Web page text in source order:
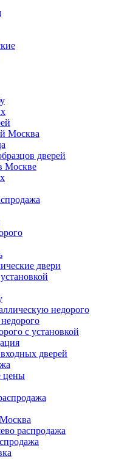
Москва
дверей
Москве
двери
недорого
с установкой
дверей
цены
распродажа